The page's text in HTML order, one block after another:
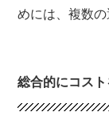
めには、複数
総合的にコス